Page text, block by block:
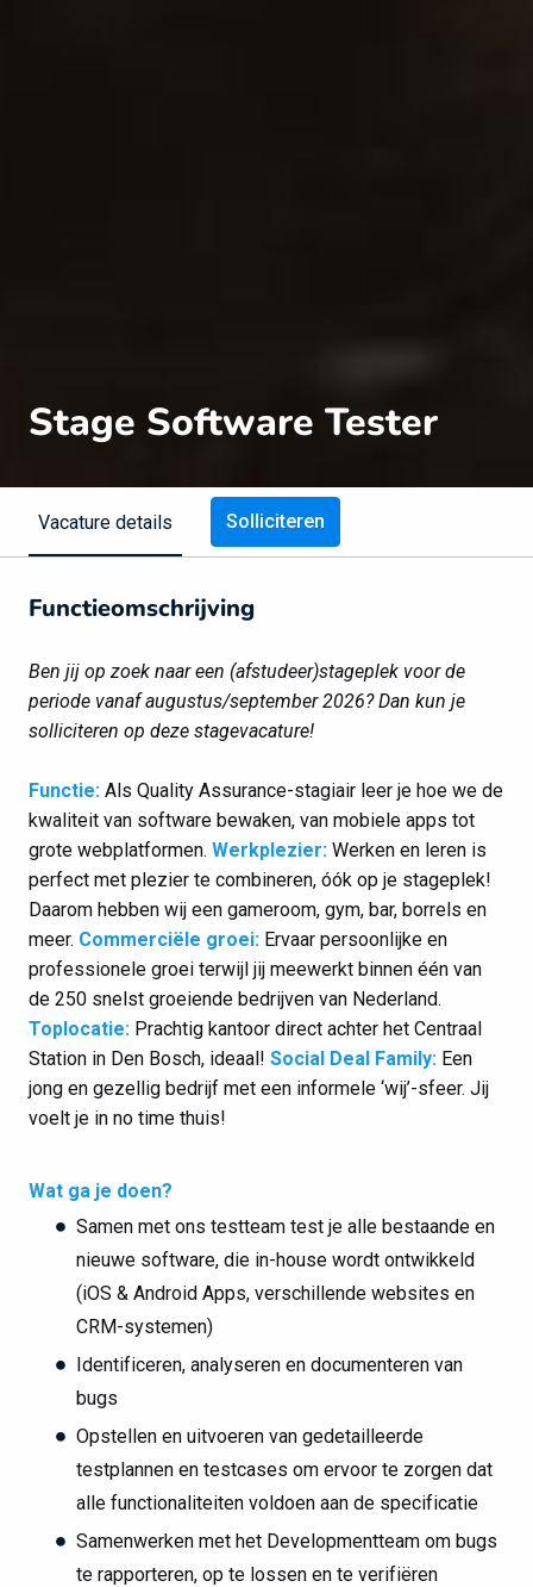
Stage Software Tester
Vacature details Solliciteren
Functieomschrijving
Ben jij op zoek naar een (afstudeer)stageplek voor de
periode vanaf augustus/september 2026? Dan kun je
solliciteren op deze stagevacature!
Functie: Als Quality Assurance-stagiair leer je hoe we de
kwaliteit van software bewaken, van mobiele apps tot
grote webplatformen. Werkplezier: Werken en leren is
perfect met plezier te combineren, óók op je stageplek!
Daarom hebben wij een gameroom, gym, bar, borrels en
meer. Commerciële groei: Ervaar persoonlijke en
professionele groei terwijl jij meewerkt binnen één van
de 250 snelst groeiende bedrijven van Nederland.
Toplocatie: Prachtig kantoor direct achter het Centraal
Station in Den Bosch, ideaal! Social Deal Family: Een
jong en gezellig bedrijf met een informele ‘wij’-sfeer. Jij
voelt je in no time thuis!
Wat ga je doen?
Samen met ons testteam test je alle bestaande en
nieuwe software, die in-house wordt ontwikkeld
(iOS & Android Apps, verschillende websites en
CRM-systemen)
Identificeren, analyseren en documenteren van
bugs
Opstellen en uitvoeren van gedetailleerde
testplannen en testcases om ervoor te zorgen dat
alle functionaliteiten voldoen aan de specificatie
Samenwerken met het Developmentteam om bugs
te rapporteren, op te lossen en te verifiëren